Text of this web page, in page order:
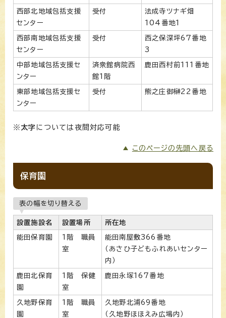
西部北地域包括支援
センター
受付
法成寺ツナギ畑
104番地1
西部南地域包括支援
センター
受付
西之保深坪67番地
3
中部地域包括支援セ
ンター
済衆館病院西
館1階
鹿田西村前111番地
東部地域包括支援セ
ンター
受付 熊之庄御榊22番地
※ 太字 については夜間対応可能
このページの先頭へ戻る
保育園
表の幅を切り替える
設置施設名 設置場所 所在地
能田保育園
1階 職員
室
能田南屋敷366番地
（あさひ子どもふれあいセンター
内）
鹿田北保育
園
1階 保健
室
鹿田永塚167番地
久地野保育
園
1階 職員
室
久地野北浦69番地
（久地野ほほえみ広場内）